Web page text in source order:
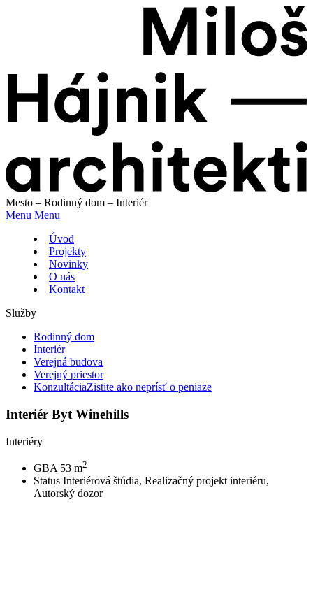
Mesto – Rodinný dom – Interiér
Menu Menu
Úvod
Projekty
Novinky
O nás
Kontakt
Služby
Rodinný dom
Interiér
Verejná budova
Verejný priestor
KonzultáciaZistite ako neprísť o peniaze
Interiér Byt Winehills
Interiéry
GBA 53 m2
Status Interiérová štúdia, Realizačný projekt interiéru,
Autorský dozor